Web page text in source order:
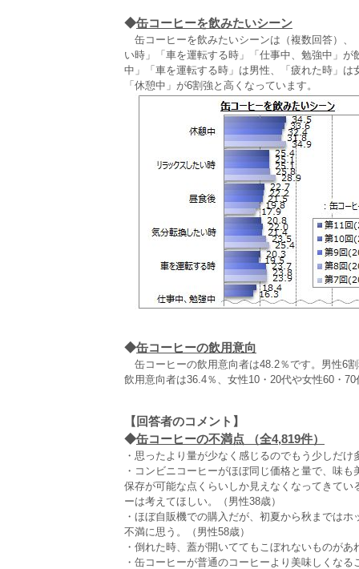
◆缶コーヒーを飲みたいシーン
缶コーヒーを飲みたいシーンは（複数回答）、
い時」「車を運転する時」「仕事中、勉強中」
中」「車を運転する時」は男性、「疲れた時」
「休憩中」が6割強と高くなっています。
◆缶コーヒーの飲用意向
缶コーヒーの飲用意向者は48.2％です。男性6
飲用意向者は36.4％、女性10・20代や女性60・
【回答者のコメント】
◆缶コーヒーの不満点 （全4,819件）
・思ったより量が少なく感じるのでもう少しだ
・コンビニコーヒーがほぼ同じ価格と量で、味
保存が可能な点くらいしか見えなくなってきて
ーは考えてほしい。（男性38歳）
・ほぼ自販機での購入だが、初夏から秋までは
不満に思う。（男性58歳）
・倒れた時、蓋が開いててもこぼれないものがあ
・缶コーヒーが普通のコーヒーより美味しくな